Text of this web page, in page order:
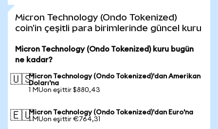
Micron Technology (Ondo Tokenized)
coin'in çeşitli para birimlerinde güncel kuru
Micron Technology (Ondo Tokenized) kuru bugün
ne kadar?
🇺🇸Micron Technology (Ondo Tokenized)'dan Amerikan
Doları'na
1 MUon eşittir $880,43
🇪🇺Micron Technology (Ondo Tokenized)'dan Euro'na
1 MUon eşittir €764,31